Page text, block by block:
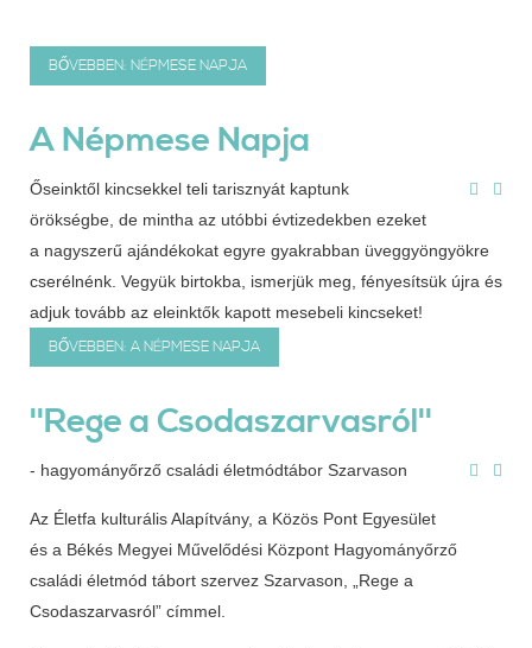
BŐVEBBEN: NÉPMESE NAPJA
A Népmese Napja
Őseinktől kincsekkel teli tarisznyát kaptunk
örökségbe, de mintha az utóbbi évtizedekben ezeket
a nagyszerű ajándékokat egyre gyakrabban üveggyöngyökre
cserélnénk. Vegyük birtokba, ismerjük meg, fényesítsük újra és
adjuk tovább az eleinktők kapott mesebeli kincseket!
BŐVEBBEN: A NÉPMESE NAPJA
''Rege a Csodaszarvasról''
- hagyományőrző családi életmódtábor Szarvason
Az Életfa kulturális Alapítvány, a Közös Pont Egyesület
és a Békés Megyei Művelődési Központ Hagyományőrző
családi életmód tábort szervez Szarvason, „Rege a
Csodaszarvasról” címmel.